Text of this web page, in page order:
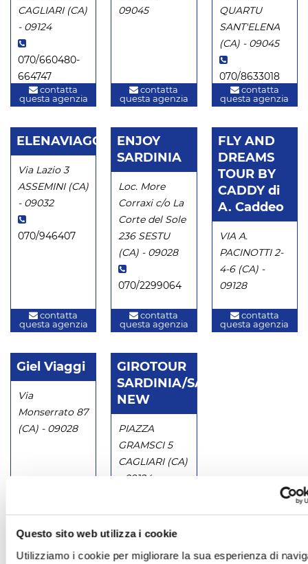
Questo sito web utilizza i cookie
Utilizziamo i cookie per migliorare la sua esperienza di
CAGLIARI (CA)
- 09124
070/660480-
664747
contatta
questa agenzia
09045
contatta
questa agenzia
QUARTU
SANT'ELENA
(CA) - 09045
070/8633018
contatta
questa agenzia
ELENAVIAGGI
Via Lazio 3
ASSEMINI (CA)
- 09032
070/946407
contatta
questa agenzia
ENJOY
SARDINIA
Loc. More
Corraxi c/o La
Corte del Sole
236 SESTU
(CA) - 09028
070/2299064
contatta
questa agenzia
FLY AND
DREAMS
TOUR BY
CADDY di
A. Caddeo
VIA A.
PACINOTTI 2-
4-6 (CA) -
09128
contatta
questa agenzia
Giel Viaggi
Via
Monserrato 87
(CA) - 09028
questa agenzia
GIROTOUR
SARDINIA/SARDINIA
NEW
PIAZZA
GRAMSCI 5
CAGLIARI (CA)
- 09124
questa agenzia